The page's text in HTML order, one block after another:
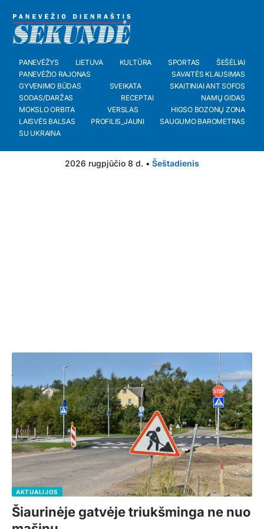
PANEVĖŽYS LIETUVA KULTŪRA SPORTAS
ŠEŠĖLIAI
PANEVĖŽIO RAJONAS
SAVAITĖS KLAUSIMAS
GYVENIMO BŪDAS
SVEIKATA
SKAITINIAI ANT SOFOS
SODAS/DARŽAS
RECEPTAI
NAMŲ GIDAS
MOKSLO ORBITA
VERSLAS
HIGSO BOZONŲ ZONA
LAISVĖS BALSAS
PROFILIS_JAUNI
SAUGUMO BAROMETRAS
SU UKRAINA
2026 rugpjūčio 8 d. • Šeštadienis
AKTUALIJOS
Šiaurinėje gatvėje triukšminga ne nuo